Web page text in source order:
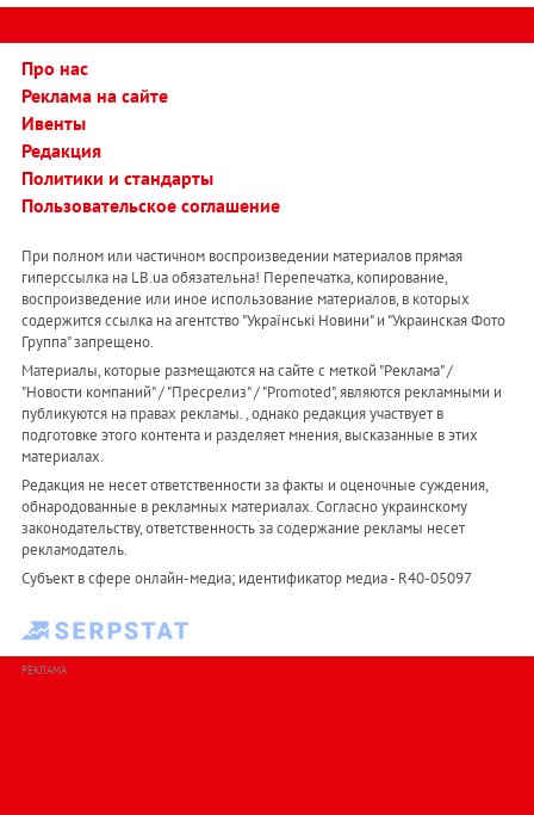
Про нас
Реклама на сайте
Ивенты
Редакция
Политики и стандарты
Пользовательское соглашение
При полном или частичном воспроизведении материалов прямая
гиперссылка на LB.ua обязательна! Перепечатка, копирование,
воспроизведение или иное использование материалов, в которых
содержится ссылка на агентство "Українськi Новини" и "Украинская Фото
Группа" запрещено.
Материалы, которые размещаются на сайте с меткой "Реклама" /
"Новости компаний" / "Пресрелиз" / "Promoted", являются рекламными и
публикуются на правах рекламы. , однако редакция участвует в
подготовке этого контента и разделяет мнения, высказанные в этих
материалах.
Редакция не несет ответственности за факты и оценочные суждения,
обнародованные в рекламных материалах. Согласно украинскому
законодательству, ответственность за содержание рекламы несет
рекламодатель.
Субъект в сфере онлайн-медиа; идентификатор медиа - R40-05097
РЕКЛАМА